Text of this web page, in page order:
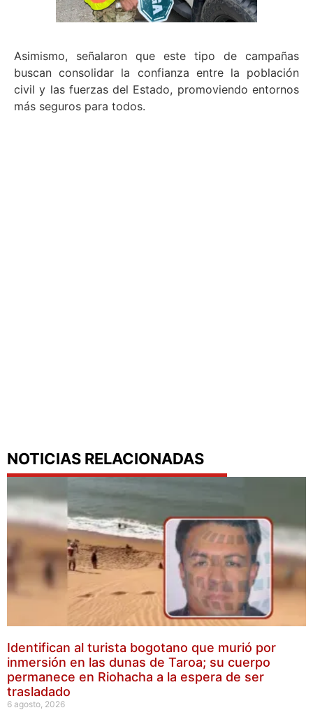
Asimismo, señalaron que este tipo de campañas
buscan consolidar la confianza entre la población
civil y las fuerzas del Estado, promoviendo entornos
más seguros para todos.
NOTICIAS RELACIONADAS
Identifican al turista bogotano que murió por
inmersión en las dunas de Taroa; su cuerpo
permanece en Riohacha a la espera de ser
trasladado
6 agosto, 2026